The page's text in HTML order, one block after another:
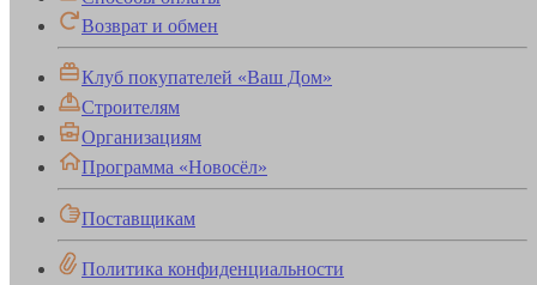
Возврат и обмен
Клуб покупателей «Ваш Дом»
Строителям
Организациям
Программа «Новосёл»
Поставщикам
Политика конфиденциальности